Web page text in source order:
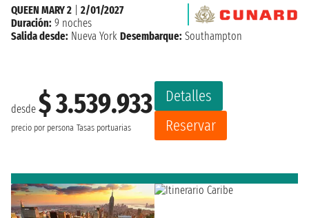
desde $ 3.539.933
precio por persona Tasas portuarias
Detalles
Reservar
QUEEN MARY 2
2/01/2027
Duración: 9 noches
Salida desde: Nueva York Desembarque: Southampton